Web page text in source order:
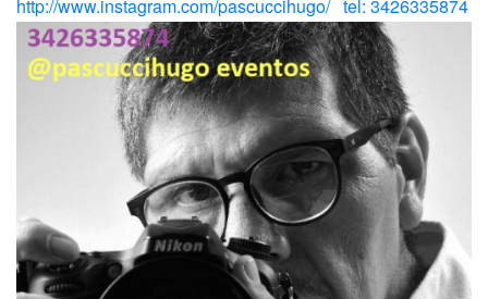
http://www.instagram.com/pascuccihugo/ tel: 3426335874